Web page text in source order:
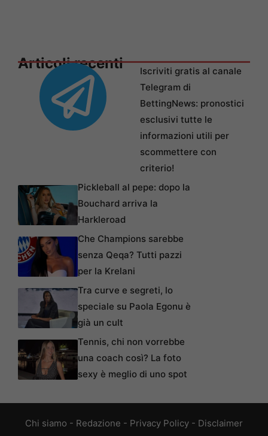
Articoli recenti
Iscriviti gratis al canale
Telegram di
BettingNews: pronostici
esclusivi tutte le
informazioni utili per
scommettere con
criterio!
Pickleball al pepe: dopo la
Bouchard arriva la
Harkleroad
Che Champions sarebbe
senza Qeqa? Tutti pazzi
per la Krelani
Tra curve e segreti, lo
speciale su Paola Egonu è
già un cult
Tennis, chi non vorrebbe
una coach così? La foto
sexy è meglio di uno spot
Chi siamo - Redazione - Privacy Policy - Disclaimer